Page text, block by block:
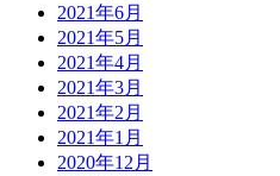
2021年6月
2021年5月
2021年4月
2021年3月
2021年2月
2021年1月
2020年12月